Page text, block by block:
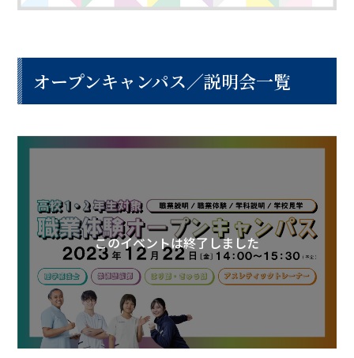
オープンキャンパス／説明会一覧
このイベントは終了しました